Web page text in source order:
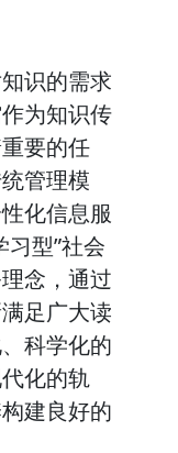
识的需求
为知识传
要的任
管理模
化信息服
型”社会
念，通过
足广大读
科学化的
化的轨
建良好的